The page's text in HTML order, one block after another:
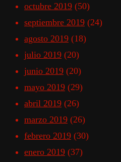
octubre 2019 (50)
septiembre 2019 (24)
agosto 2019 (18)
julio 2019 (20)
junio 2019 (20)
mayo 2019 (29)
abril 2019 (26)
marzo 2019 (26)
febrero 2019 (30)
enero 2019 (37)